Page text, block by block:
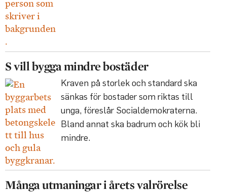
S vill bygga mindre bostäder
Kraven på storlek och standard ska
sänkas för bostader som riktas till
unga, föreslår Socialdemokraterna.
Bland annat ska badrum och kök bli
mindre.
Många utmaningar i årets valrörelse